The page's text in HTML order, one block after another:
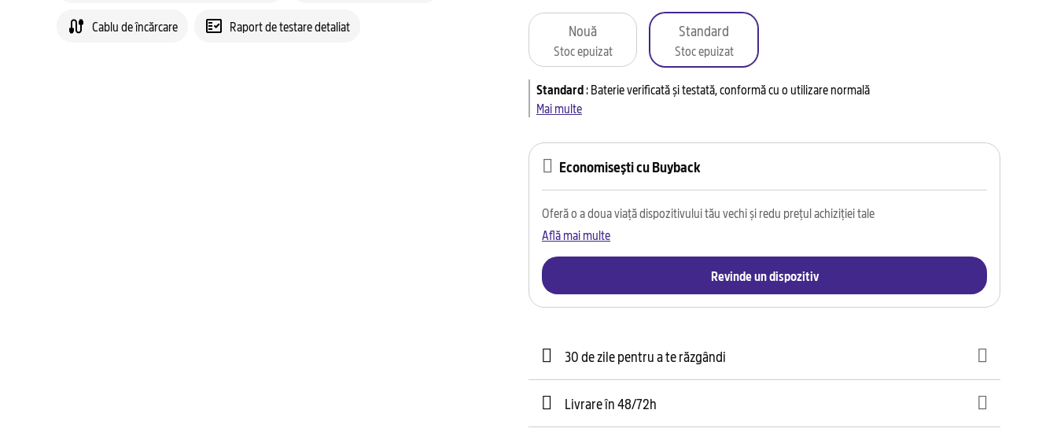
Cablu de încărcare Raport de testare detaliat Nouă
Stoc epuizat
Standard
Stoc epuizat
Standard:Baterie verificată și testată, conformă cu o utilizare normală
Mai multe
Economisești cu Buyback
Oferă o a doua viață dispozitivului tău vechi și redu prețul achiziției tale
Află mai multe
Revinde un dispozitiv
30 de zile pentru a te răzgândi
Livrare în 48/72h